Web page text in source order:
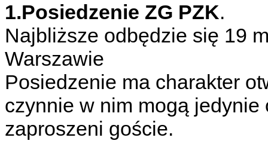
1.Posiedzenie ZG PZK.
Najbliższe odbędzie się 19
Warszawie
Posiedzenie ma charakter
czynnie w nim mogą
zaproszeni goście.